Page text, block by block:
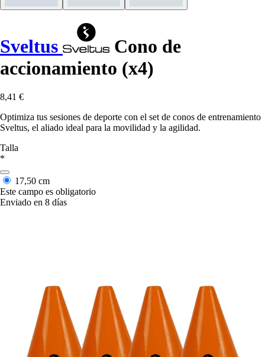
Sveltus
Cono de
accionamiento (x4)
8,41 €
Optimiza tus sesiones de deporte con el set de conos de entrenamiento
Sveltus, el aliado ideal para la movilidad y la agilidad.
Talla
*
17,50 cm
Este campo es obligatorio
Enviado en 8 días